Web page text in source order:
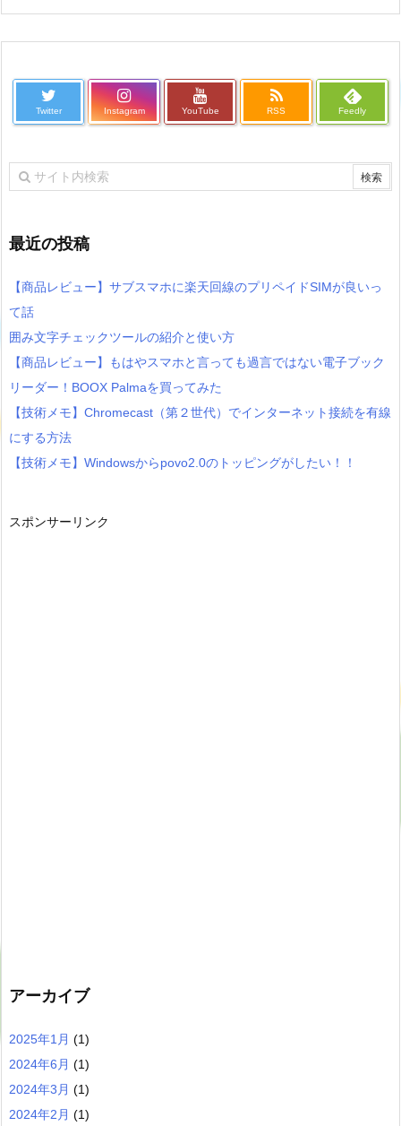
Twitter Instagram YouTube RSS Feedly
最近の投稿
【商品レビュー】サブスマホに楽天回線のプリペイドSIMが良いっ
て話
囲み文字チェックツールの紹介と使い方
【商品レビュー】もはやスマホと言っても過言ではない電子ブック
リーダー！BOOX Palmaを買ってみた
【技術メモ】Chromecast（第２世代）でインターネット接続を有線
にする方法
【技術メモ】Windowsからpovo2.0のトッピングがしたい！！
スポンサーリンク
アーカイブ
2025年1月 (1)
2024年6月 (1)
2024年3月 (1)
2024年2月 (1)